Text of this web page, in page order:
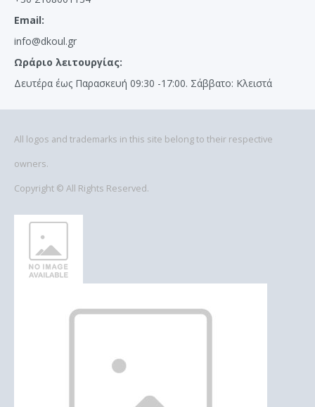
Email:
info@dkoul.gr
Ωράριο λειτουργίας:
Δευτέρα έως Παρασκευή 09:30 -17:00. Σάββατο: Κλειστά
All logos and trademarks in this site belong to their respective
owners.
Copyright © All Rights Reserved.